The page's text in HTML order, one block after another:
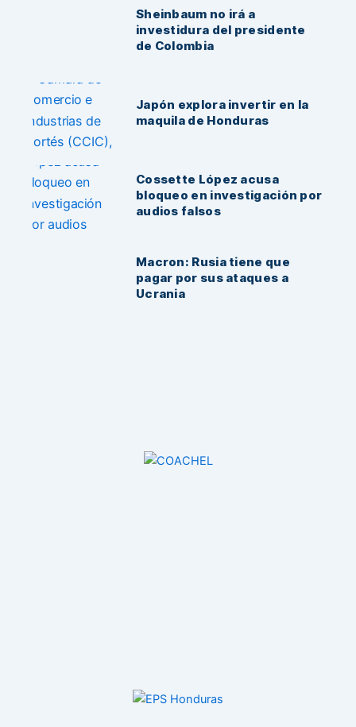
Sheinbaum no irá a
investidura del presidente
de Colombia
Japón explora invertir en la
maquila de Honduras
Cossette López acusa
bloqueo en investigación por
audios falsos
Macron: Rusia tiene que
pagar por sus ataques a
Ucrania